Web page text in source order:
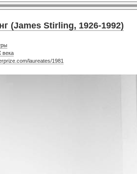
(James Stirling, 1926-1992)
века
laureates/1981